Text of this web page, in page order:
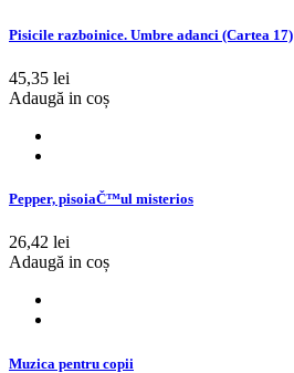
Pisicile razboinice. Umbre adanci (Cartea 17)
45,35 lei
Adaugă in coș
Pepper, pisoiaČ™ul misterios
26,42 lei
Adaugă in coș
Muzica pentru copii